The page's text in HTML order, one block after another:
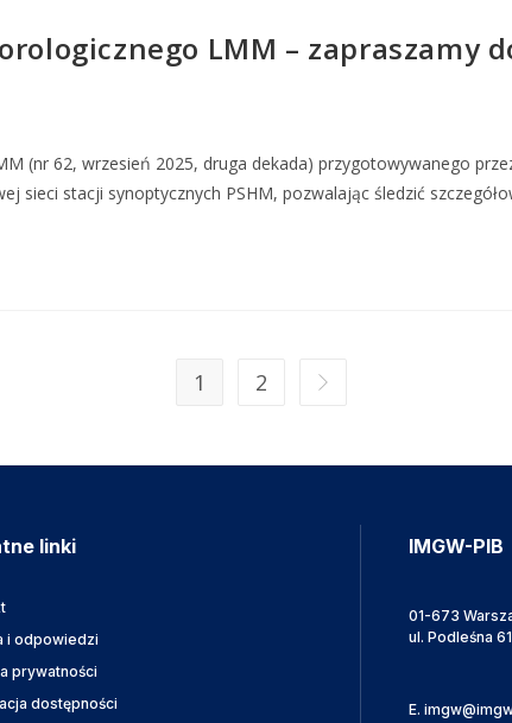
LMM – zapraszamy
(nr 62, wrzesień 2025, druga dekada) przygotowywanego
sieci stacji synoptycznych PSHM, pozwalając śledzić
1 2
linki
i odpowiedzi
prywatności
dostępności
IMGW-PIB
01-673
ul. Podleśna 61
E.